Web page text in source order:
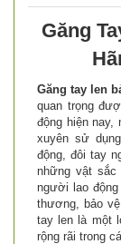
Găng
Găng tay len
quan trọng
động hiện nay,
xuyên sử
động, đôi tay
những vật sắc
người lao
thương, bảo
tay len là một
rộng rãi trong